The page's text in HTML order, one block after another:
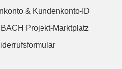
& Kundenkonto-ID
Projekt-Marktplatz